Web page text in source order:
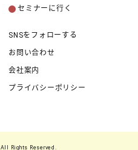
セミナーに行く
SNSをフォローする
お問い合わせ
会社案内
プライバシーポリシー
All Rights Reserved.